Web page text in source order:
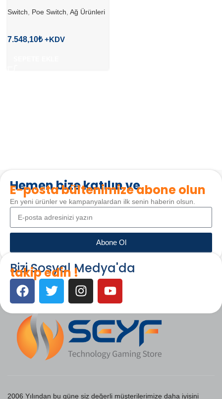
Switch Poe Switch Ağ Ürünleri
7.548,10₺
Hemen bize katılın ve
E-posta bültenimize abone olun
En yeni ürünler ve kampanyalardan ilk senin haberin olsun.
Abone Ol
Bizi Sosyal Medya'da
takip edin !
2006 Yılından bu güne siz değerli müşterilerimize daha iyisini